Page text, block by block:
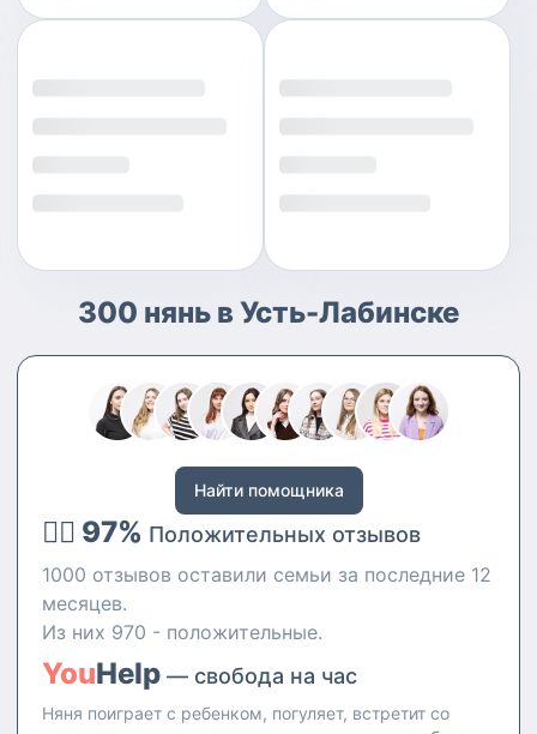
300 нянь в Усть-Лабинске
Найти помощника
👍🏻 97% Положительных отзывов
1000 отзывов оставили семьи за последние 12
месяцев.
Из них 970 - положительные.
YouHelp — свобода на час
Няня поиграет с ребенком, погуляет, встретит со